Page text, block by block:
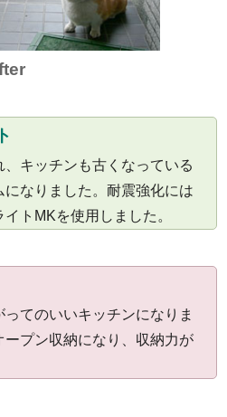
キッチンも古くなっている
なりました。耐震強化には
トMKを使用しました。
てのいいキッチンになりま
ープン収納になり、収納力が